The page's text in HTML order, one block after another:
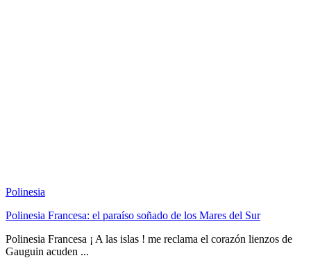
Polinesia
Polinesia Francesa: el paraíso soñado de los Mares del Sur
Polinesia Francesa ¡ A las islas ! me reclama el corazón lienzos de
Gauguin acuden ...